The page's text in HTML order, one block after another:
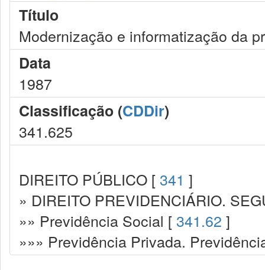
Título
Modernização e informatização da
Data
1987
Classificação (CDDir)
341.625
DIREITO PÚBLICO [ 341 ]
» DIREITO PREVIDENCIÁRIO.
»» Previdência Social [ 341.62 ]
»»» Previdência Privada.